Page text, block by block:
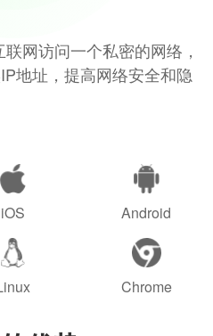
网访问一个私密的网络，
地址，提高网络安全和隐
iOS Android
Chrome